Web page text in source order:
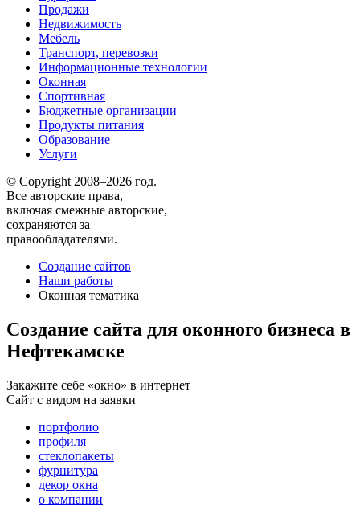
Продажи
Недвижимость
Мебель
Транспорт, перевозки
Информационные технологии
Оконная
Спортивная
Бюджетные организации
Продукты питания
Образование
Услуги
© Copyright 2008–2026 год.
Все авторские права,
включая смежные авторские,
сохраняются за
правообладателями.
Создание сайтов
Наши работы
Оконная тематика
Создание сайта для оконного бизнеса в
Нефтекамске
Закажите себе «окно» в интернет
Сайт с видом на заявки
портфолио
профиля
стеклопакеты
фурнитура
декор окна
о компании